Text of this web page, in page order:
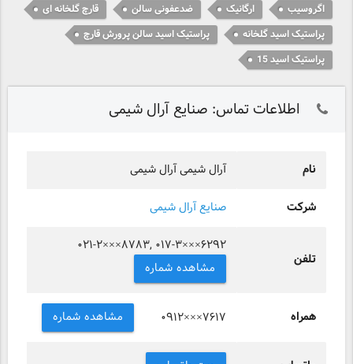
اگروسیب
ارگانیک ضدعفونی سالن
قارچ گلخانه ای
پراستیک اسید گلخانه
پراستیک اسید سالن پرورش قارچ
پراستیک اسید 15
اطلاعات تماس: صنایع آرال شیمی
نام آرال شیمی آرال شیمی
شرکت صنایع آرال شیمی
تلفن
۰۲۱-۲×××۸۷۸۳, ۰۱۷-۳×××۶۲۹۲
مشاهده شماره
همراه ۰۹۱۲×××۷۶۱۷ مشاهده شماره